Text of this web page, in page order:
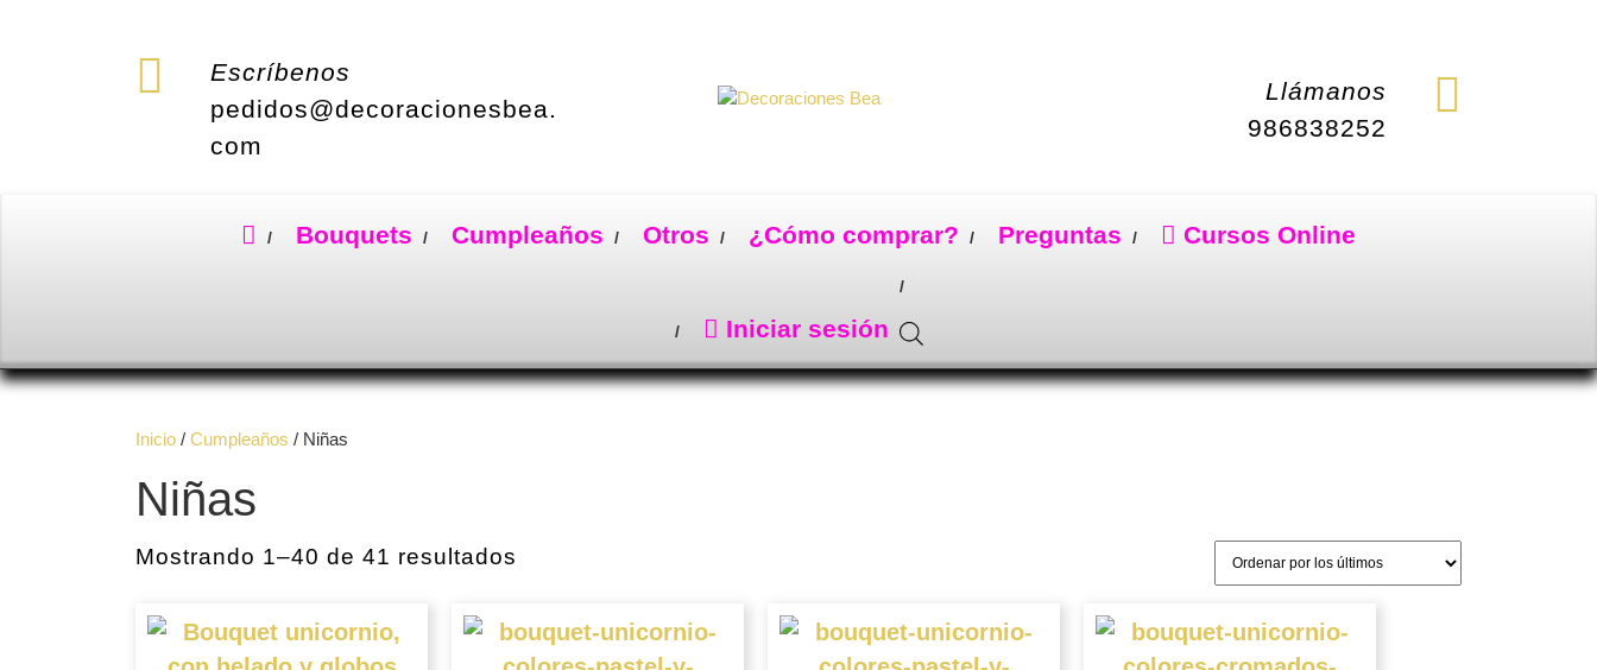
Escríbenos
pedidos@decoracionesbea.
com
Llámanos
986838252
Bouquets Cumpleaños Otros ¿Cómo comprar? Preguntas Cursos Online
Iniciar sesión
Inicio / Cumpleaños / Niñas
Niñas
Mostrando 1–40 de 41 resultados
los
últimos